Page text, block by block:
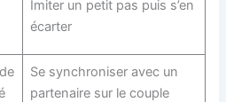
Imiter un petit pas puis s’en
écarter
Se synchroniser avec un
partenaire sur le couple